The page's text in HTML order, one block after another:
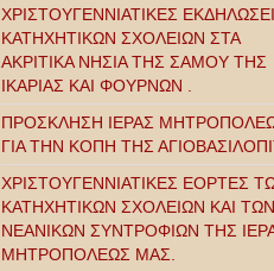
ΧΡΙΣΤΟΥΓΕΝΝΙΑΤΙΚΕΣ
ΚΑΤΗΧΗΤΙΚΩΝ ΣΧΟΛΕΙΩΝ ΣΤΑ
ΑΚΡΙΤΙΚΑ ΝΗΣΙΑ ΤΗΣ ΣΑΜΟΥ ΤΗΣ
ΙΚΑΡΙΑΣ ΚΑΙ ΦΟΥΡΝΩΝ .
ΠΡΟΣΚΛΗΣΗ ΙΕΡΑΣ
ΓΙΑ ΤΗΝ ΚΟΠΗ ΤΗΣ
ΧΡΙΣΤΟΥΓΕΝΝΙΑΤΙΚΕΣ ΕΟΡΤΕΣ
ΚΑΤΗΧΗΤΙΚΩΝ ΣΧΟΛΕΙΩΝ ΚΑΙ ΤΩΝ
ΝΕΑΝΙΚΩΝ ΣΥΝΤΡΟΦΙΩΝ ΤΗΣ
ΜΗΤΡΟΠΟΛΕΩΣ ΜΑΣ.